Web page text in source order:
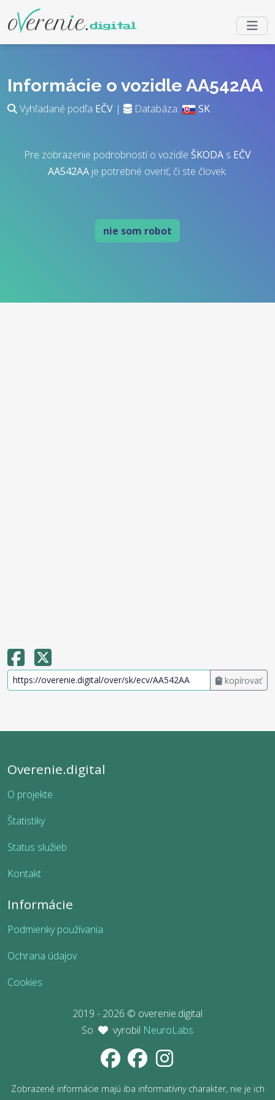
Informácie o vozidle AA542AA
Vyhľadané podľa EČV | Databáza: SK
Pre zobrazenie podrobností o vozidle ŠKODA s EČV
AA542AA je potrebné overiť, či ste človek.
nie som robot
kopírovať
Overenie.digital
O projekte
Štatistiky
Status služieb
Kontakt
Informácie
Podmienky používania
Ochrana údajov
Cookies
2019 - 2026 © overenie.digital
So
vyrobil NeuroLabs
Zobrazené informácie majú iba informatívny charakter, nie je ich